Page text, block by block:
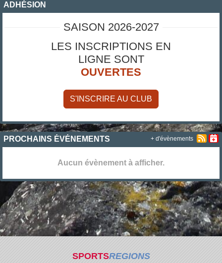
ADHÉSION
SAISON 2026-2027
LES INSCRIPTIONS EN
LIGNE SONT
OUVERTES
S'INSCRIRE AU CLUB
PROCHAINS ÉVÉNEMENTS
Aucun évènement à afficher.
+ d'évènements
SPORTSREGIONS